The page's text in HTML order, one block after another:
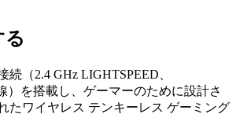
る
続（2.4 GHz LIGHTSPEED、
）を搭載し、ゲーマーのために設計さ
たワイヤレス テンキーレス ゲーミング